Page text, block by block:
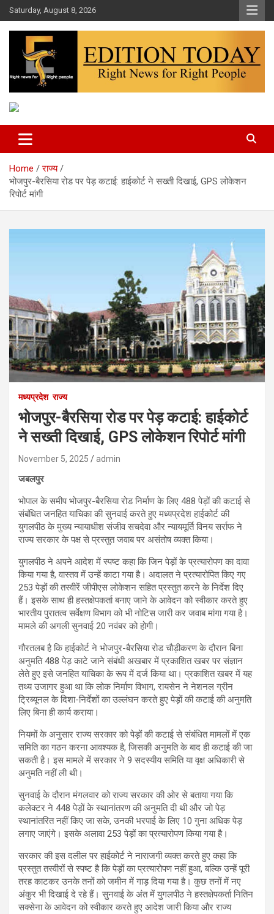
Skip
to
content
Saturday, August 8, 2026
Edition Today
Home
राज्य
भोजपुर-बैरसिया रोड पर पेड़ कटाई: हाईकोर्ट ने सख्ती दिखाई, GPS लोकेशन
रिपोर्ट मांगी
मध्यप्रदेश राज्य
भोजपुर-बैरसिया रोड पर पेड़ कटाई: हाईकोर्ट
ने सख्ती दिखाई, GPS लोकेशन रिपोर्ट मांगी
November 5, 2025 admin
जबलपुर
भोपाल के समीप भोजपुर-बैरसिया रोड निर्माण के लिए 488 पेड़ों की कटाई से
संबंधित जनहित याचिका की सुनवाई करते हुए मध्यप्रदेश हाईकोर्ट की
युगलपीठ के मुख्य न्यायाधीश संजीव सचदेवा और न्यायमूर्ति विनय सर्राफ ने
राज्य सरकार के पक्ष से प्रस्तुत जवाब पर असंतोष व्यक्त किया।
युगलपीठ ने अपने आदेश में स्पष्ट कहा कि जिन पेड़ों के प्रत्यारोपण का दावा
किया गया है, वास्तव में उन्हें काटा गया है। अदालत ने प्रत्यारोपित किए गए
253 पेड़ों की तस्वीरें जीपीएस लोकेशन सहित प्रस्तुत करने के निर्देश दिए
हैं। इसके साथ ही हस्तक्षेपकर्ता बनाए जाने के आवेदन को स्वीकार करते हुए
भारतीय पुरातत्व सर्वेक्षण विभाग को भी नोटिस जारी कर जवाब मांगा गया है।
मामले की अगली सुनवाई 20 नवंबर को होगी।
गौरतलब है कि हाईकोर्ट ने भोजपुर-बैरसिया रोड चौड़ीकरण के दौरान बिना
अनुमति 488 पेड़ काटे जाने संबंधी अखबार में प्रकाशित खबर पर संज्ञान
लेते हुए इसे जनहित याचिका के रूप में दर्ज किया था। प्रकाशित खबर में यह
तथ्य उजागर हुआ था कि लोक निर्माण विभाग, रायसेन ने नेशनल ग्रीन
ट्रिब्यूनल के दिशा-निर्देशों का उल्लंघन करते हुए पेड़ों की कटाई की अनुमति
लिए बिना ही कार्य कराया।
नियमों के अनुसार राज्य सरकार को पेड़ों की कटाई से संबंधित मामलों में एक
समिति का गठन करना आवश्यक है, जिसकी अनुमति के बाद ही कटाई की जा
सकती है। इस मामले में सरकार ने 9 सदस्यीय समिति या वृक्ष अधिकारी से
अनुमति नहीं ली थी।
सुनवाई के दौरान मंगलवार को राज्य सरकार की ओर से बताया गया कि
कलेक्टर ने 448 पेड़ों के स्थानांतरण की अनुमति दी थी और जो पेड़
स्थानांतरित नहीं किए जा सके, उनकी भरपाई के लिए 10 गुना अधिक पेड़
लगाए जाएंगे। इसके अलावा 253 पेड़ों का प्रत्यारोपण किया गया है।
सरकार की इस दलील पर हाईकोर्ट ने नाराजगी व्यक्त करते हुए कहा कि
प्रस्तुत तस्वीरों से स्पष्ट है कि पेड़ों का प्रत्यारोपण नहीं हुआ, बल्कि उन्हें पूरी
तरह काटकर उनके तनों को जमीन में गाड़ दिया गया है। कुछ तनों में नए
अंकुर भी दिखाई दे रहे हैं। सुनवाई के अंत में युगलपीठ ने हस्तक्षेपकर्ता नितिन
सक्सेना के आवेदन को स्वीकार करते हुए आदेश जारी किया और राज्य